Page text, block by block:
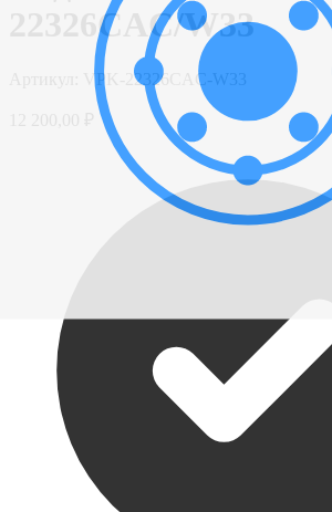
22326CAC/W33
VPK-22326CAC-W33